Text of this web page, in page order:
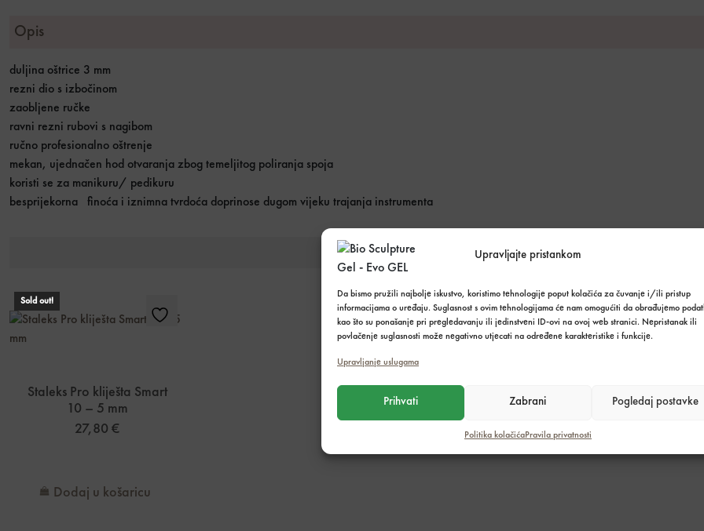
Upravljajte pristankom
Da bismo pružili najbolje iskustvo, koristimo tehnologije poput kolačića za čuvanje i/ili pristup
informacijama o uređaju. Suglasnost s ovim tehnologijama će nam omogućiti da obrađujemo
kao što su ponašanje pri pregledavanju ili jedinstveni ID-ovi na ovoj web stranici. Nepristanak ili
povlačenje suglasnosti može negativno utjecati na određene karakteristike i funkcije.
Upravljanje uslugama
Prihvati Zabrani Pogledaj postavke
Politika kolačićaPravila privatnosti
Opis
duljina oštrice 3 mm
rezni dio s izbočinom
zaobljene ručke
ravni rezni rubovi s nagibom
ručno profesionalno oštrenje
mekan, ujednačen hod otvaranja zbog temeljitog poliranja spoja
koristi se za manikuru/ pedikuru
besprijekorna finoća i iznimna tvrdoća doprinose dugom vijeku trajanja instrumenta
MOŽDA ĆE VAM SE TAKOĐER SVIDJETI…
Sold out!
Staleks Pro kliješta Smart
10 – 5 mm
27,80€
Dodaj u košaricu